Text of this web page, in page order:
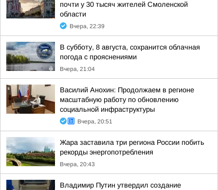
почти у 30 тысяч жителей Смоленской
области
Вчера, 22:39
В субботу, 8 августа, сохранится облачная
погода с прояснениями
Вчера, 21:04
Василий Анохин: Продолжаем в регионе
масштабную работу по обновлению
социальной инфраструктуры
Вчера, 20:51
Жара заставила три региона России побить
рекорды энергопотребления
Вчера, 20:43
Владимир Путин утвердил создание